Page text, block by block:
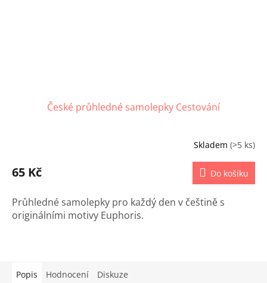
České průhledné samolepky Cestování
Skladem (>5 ks)
65 Kč Do košíku
Průhledné samolepky pro každý den v češtině s
originálními motivy Euphoris.
Popis Hodnocení Diskuze